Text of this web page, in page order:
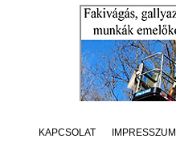
KAPCSOLAT IMPRESSZUM